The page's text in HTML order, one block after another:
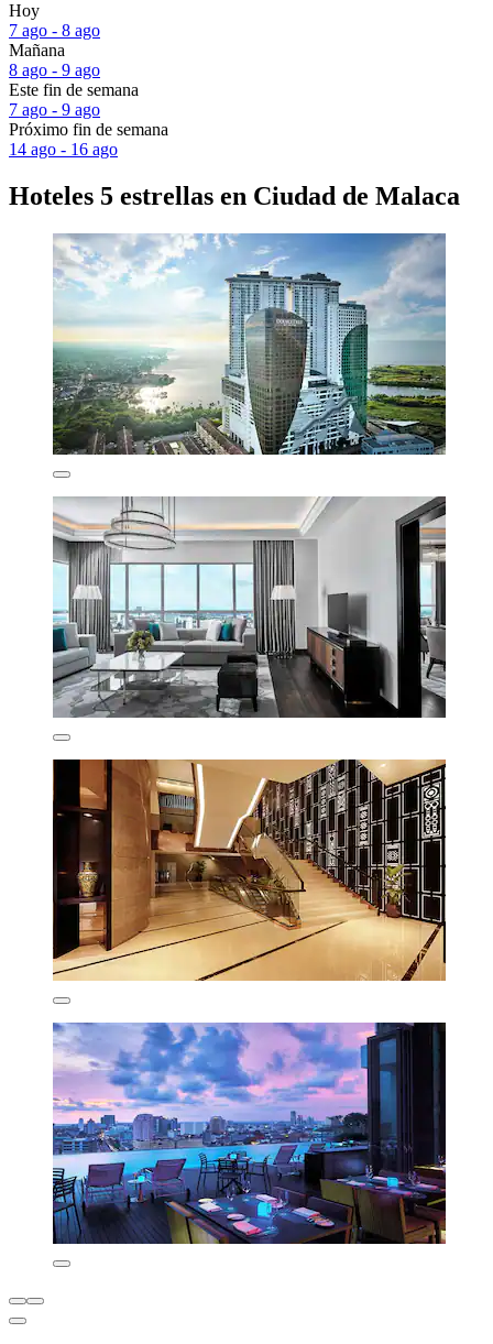
Hoy
7 ago - 8 ago
Mañana
8 ago - 9 ago
Este fin de semana
7 ago - 9 ago
Próximo fin de semana
14 ago - 16 ago
Hoteles 5 estrellas en Ciudad de Malaca